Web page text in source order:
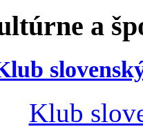
a
Klub